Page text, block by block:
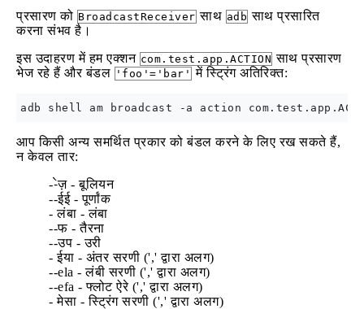
प्रसारण को BroadcastReceiver साथ adb साथ प्रसारित
करना संभव है।
इस उदाहरण में हम एक्शन com.test.app.ACTION साथ प्रसारण
भेज रहे हैं और बंडल 'foo'='bar' में स्ट्रिंग अतिरिक्त:
आप किसी अन्य समर्थित प्रकार को बंडल करने के लिए रख सकते हैं,
न केवल तार:
--ेज़ - बूलियन
--ईई - पूर्णांक
- लंबा - लंबा
--फ - तैरना
--उप - उरी
- ईया - अंतर सरणी (',' द्वारा अलग)
--ela - लंबी सरणी (',' द्वारा अलग)
--efa - फ्लोट ऐरे (',' द्वारा अलग)
- मेसा - स्ट्रिंग सरणी (',' द्वारा अलग)